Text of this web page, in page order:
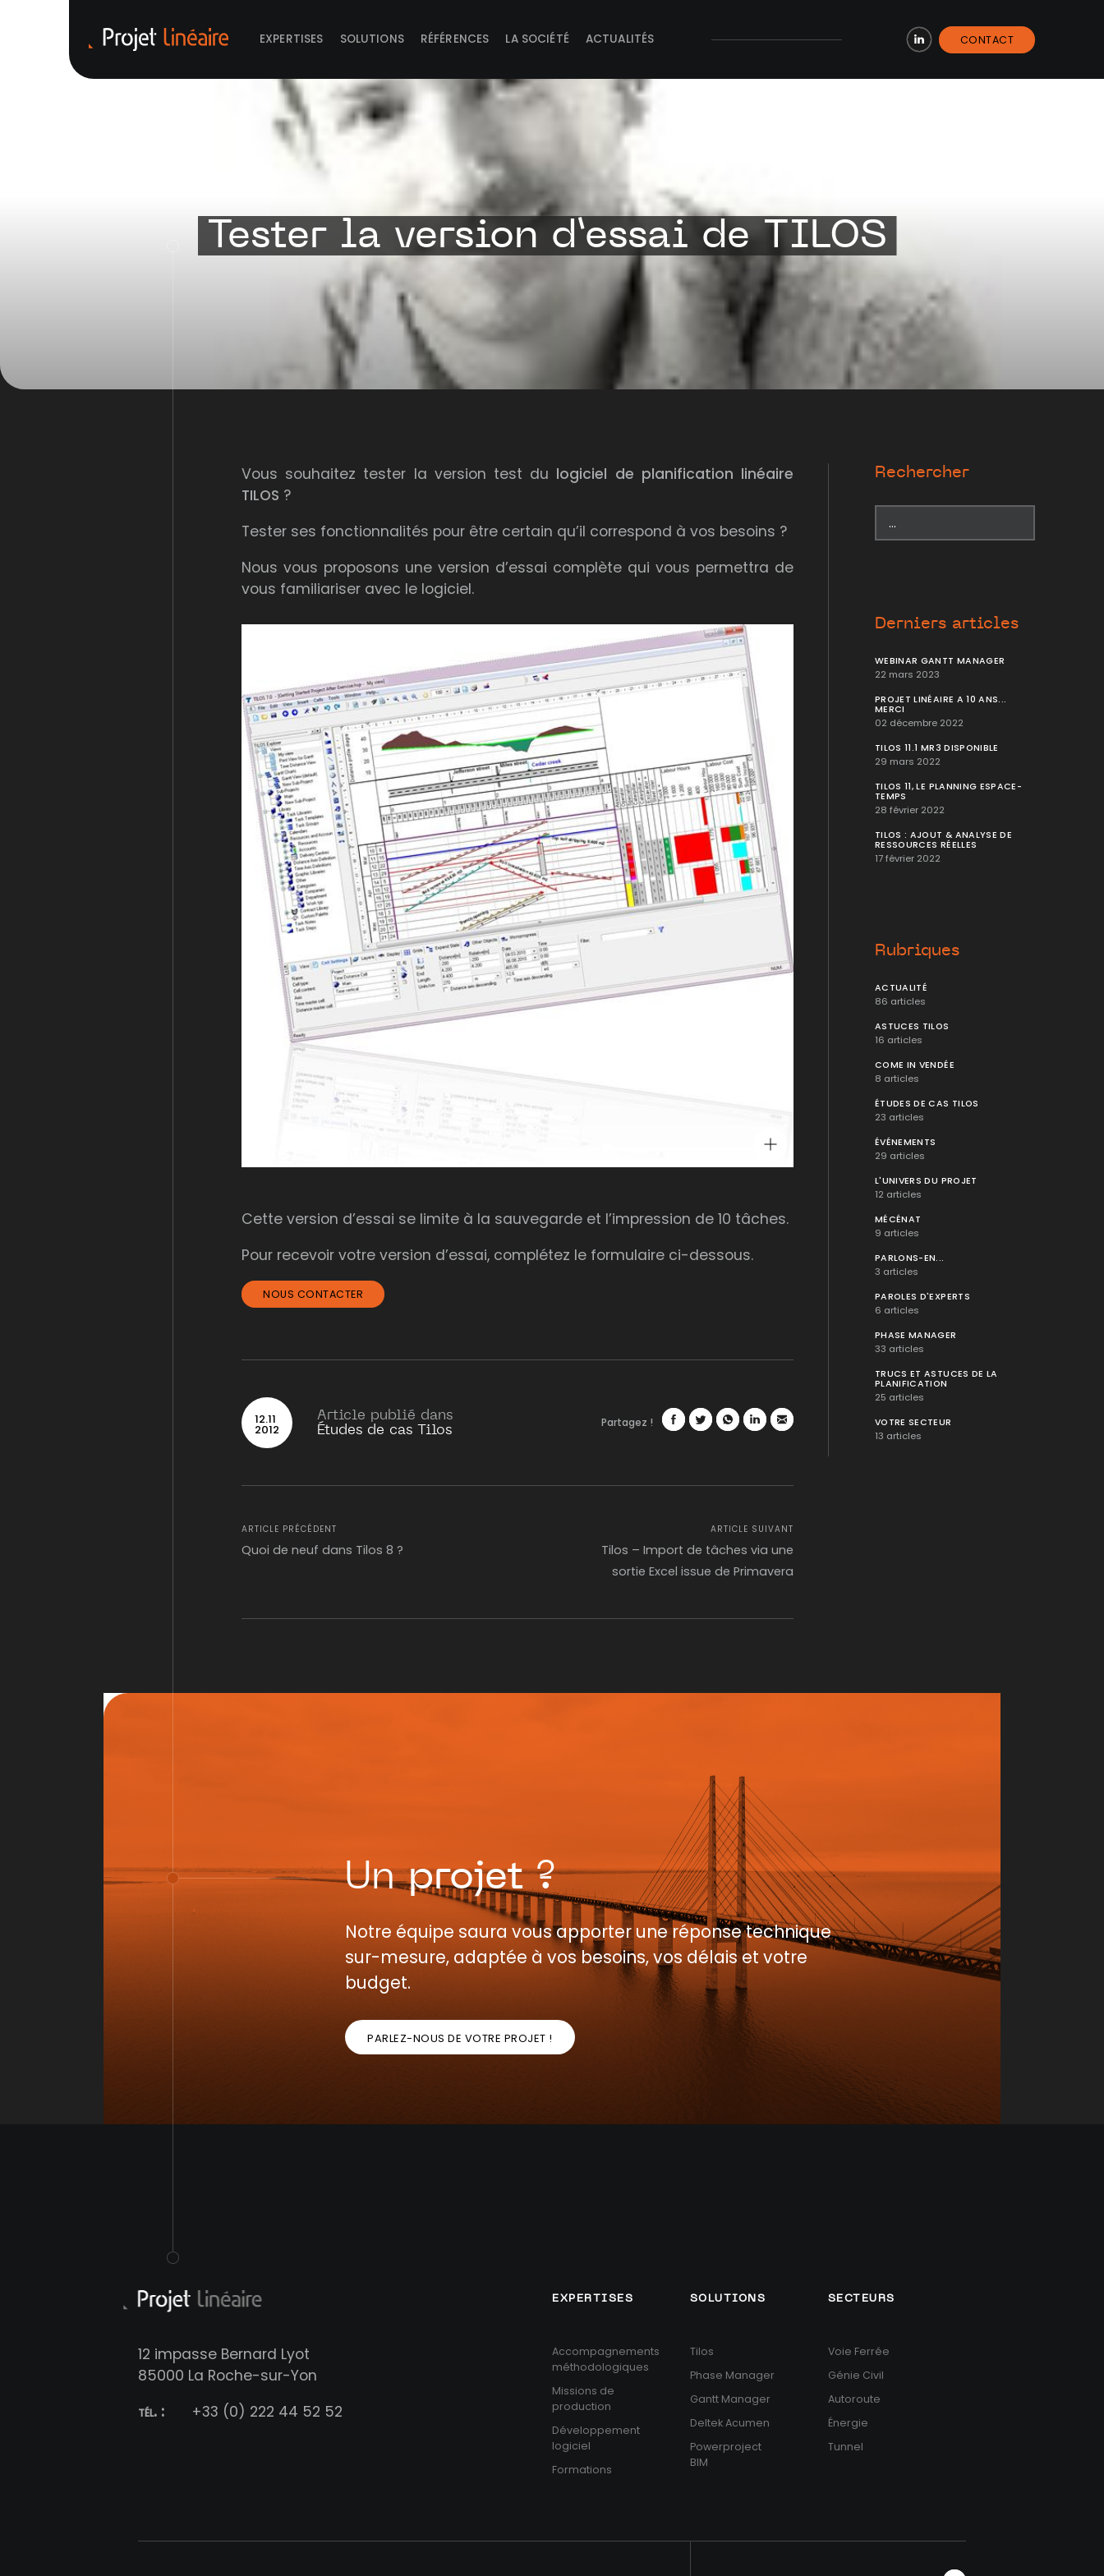
EXPERTISES SOLUTIONS RÉFÉRENCES LA SOCIÉTÉ ACTUALITÉS CONTACT
Tester la version d’essai de TILOS
Vous souhaitez tester la version test du logiciel de planification linéaire
TILOS ?
Tester ses fonctionnalités pour être certain qu’il correspond à vos besoins ?
Nous vous proposons une version d’essai complète qui vous permettra de
vous familiariser avec le logiciel.
Cette version d’essai se limite à la sauvegarde et l’impression de 10 tâches.
Pour recevoir votre version d’essai, complétez le formulaire ci-dessous.
NOUS CONTACTER
12.11
2012
Article publié dans
Études de cas Tilos
Partagez !
ARTICLE PRÉCÉDENT
Quoi de neuf dans Tilos 8 ?
ARTICLE SUIVANT
Tilos – Import de tâches via une
sortie Excel issue de Primavera
Rechercher
Derniers articles
WEBINAR GANTT MANAGER
22 mars 2023
PROJET LINÉAIRE A 10 ANS...
MERCI
02 décembre 2022
TILOS 11.1 MR3 DISPONIBLE
29 mars 2022
TILOS 11, LE PLANNING ESPACE-
TEMPS
28 février 2022
TILOS : AJOUT & ANALYSE DE
RESSOURCES RÉELLES
17 février 2022
Rubriques
ACTUALITÉ
86 articles
ASTUCES TILOS
16 articles
COME IN VENDÉE
8 articles
ÉTUDES DE CAS TILOS
23 articles
ÉVÉNEMENTS
29 articles
L'UNIVERS DU PROJET
12 articles
MÉCÉNAT
9 articles
PARLONS-EN...
3 articles
PAROLES D'EXPERTS
6 articles
PHASE MANAGER
33 articles
TRUCS ET ASTUCES DE LA
PLANIFICATION
25 articles
VOTRE SECTEUR
13 articles
Unprojet?
Notre équipe saura vous apporter une réponse technique
sur-mesure, adaptée à vos besoins, vos délais et votre
budget.
PARLEZ-NOUS DE VOTRE PROJET !
12 impasse Bernard Lyot
85000 La Roche-sur-Yon
tél. :
+33 (0) 222 44 52 52
EXPERTISES
Accompagnements
méthodologiques
Missions de
production
Développement
logiciel
Formations
SOLUTIONS
Tilos
Phase Manager
Gantt Manager
Deltek Acumen
Powerproject
BIM
SECTEURS
Voie Ferrée
Génie Civil
Autoroute
Énergie
Tunnel